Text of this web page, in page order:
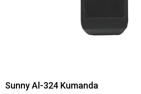
Sunny Al-324 Kumanda